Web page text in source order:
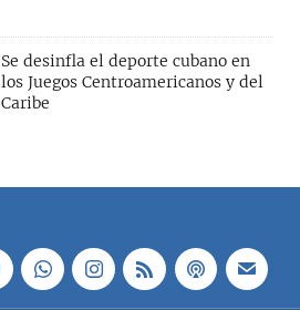
Se desinfla el deporte cubano en
los Juegos Centroamericanos y del
Caribe